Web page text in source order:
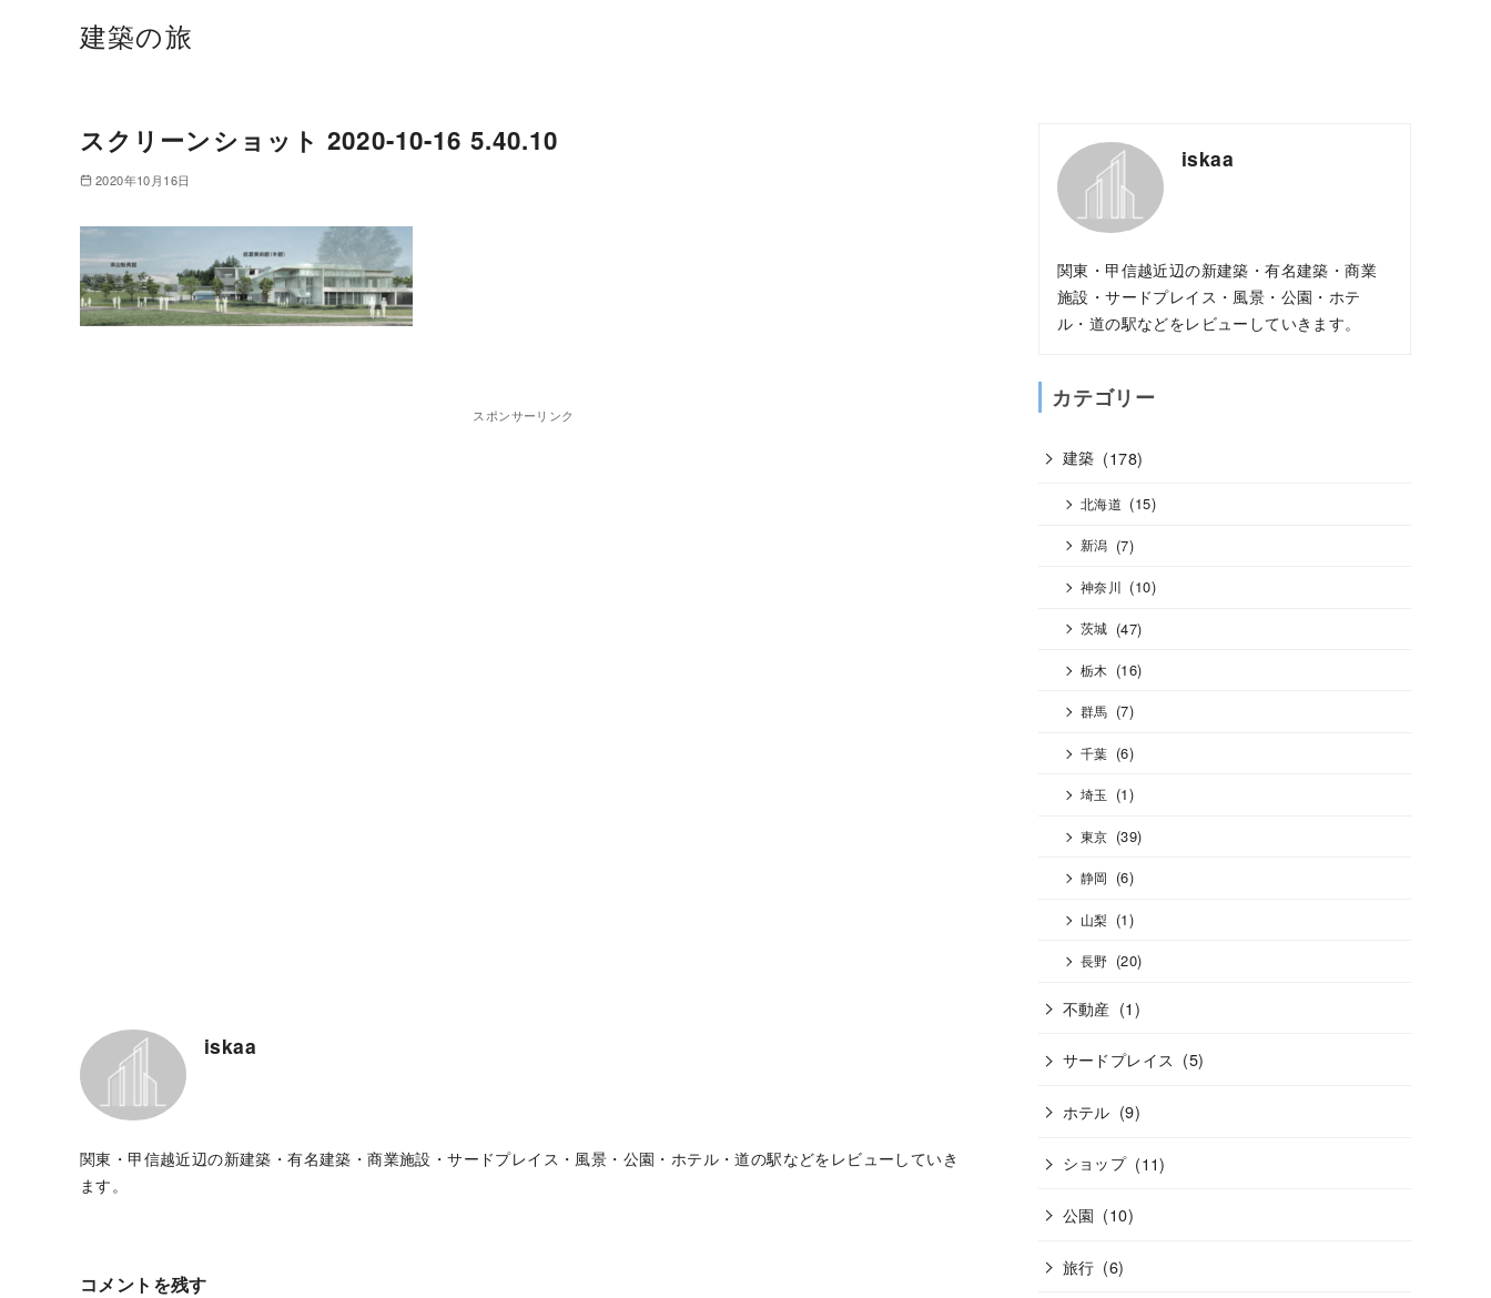
建築の旅
スクリーンショット 2020-10-16 5.40.10
2020年10月16日
スポンサーリンク
iskaa
関東・甲信越近辺の新建築・有名建築・商業施設・サードプレイス・風景・公園・ホテル・道の駅などをレビューしていき
ます。
コメントを残す
iskaa
関東・甲信越近辺の新建築・有名建築・商業
施設・サードプレイス・風景・公園・ホテ
ル・道の駅などをレビューしていきます。
カテゴリー
建築 (178)
北海道 (15)
新潟 (7)
神奈川 (10)
茨城 (47)
栃木 (16)
群馬 (7)
千葉 (6)
埼玉 (1)
東京 (39)
静岡 (6)
山梨 (1)
長野 (20)
不動産 (1)
サードプレイス (5)
ホテル (9)
ショップ (11)
公園 (10)
旅行 (6)